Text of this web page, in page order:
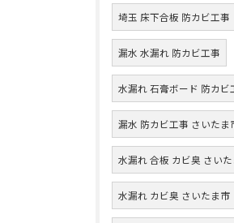
埼玉 床下合板 防カビ工事
漏水 水漏れ 防カビ工事
水漏れ 石膏ボード 防カビ
漏水 防カビ工事 さいたま
水漏れ 合板 カビ臭 さい
水漏れ カビ臭 さいたま市